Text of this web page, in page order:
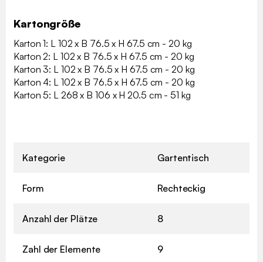
Kartongröße
Karton 1: L 102 x B 76.5 x H 67.5 cm - 20 kg
Karton 2: L 102 x B 76.5 x H 67.5 cm - 20 kg
Karton 3: L 102 x B 76.5 x H 67.5 cm - 20 kg
Karton 4: L 102 x B 76.5 x H 67.5 cm - 20 kg
Karton 5: L 268 x B 106 x H 20.5 cm - 51 kg
Kategorie Gartentisch
Form Rechteckig
Anzahl der Plätze 8
Zahl der Elemente 9